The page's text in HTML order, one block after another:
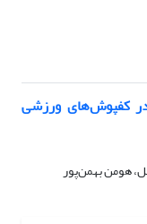
در کفپوش‌های ورزشی
هومن بهمن‌پور